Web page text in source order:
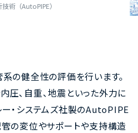
術（AutoPIPE）
の健全性の評価を行います。
、自重、地震といった外力に
ー・システムズ社製のAutoPIPE
管の変位やサポートや支持構造